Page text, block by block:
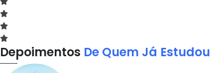
Depoimentos De Quem Já Estudou